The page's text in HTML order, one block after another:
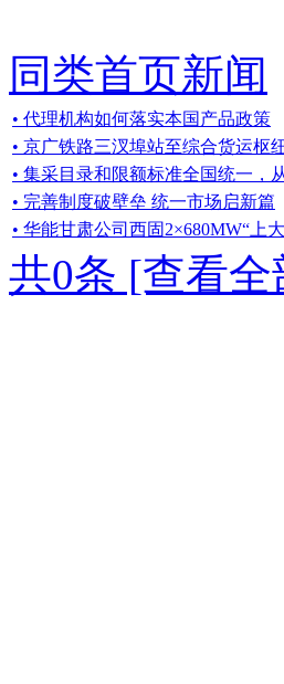
同类首页新闻
• 代理机构如何落实本国产品政策
• 京广铁路三汊埠站至综合货运枢
• 集采目录和限额标准全国统一，
• 完善制度破壁垒 统一市场启新篇
• 华能甘肃公司西固2×680MW“上
共0条 [查看全